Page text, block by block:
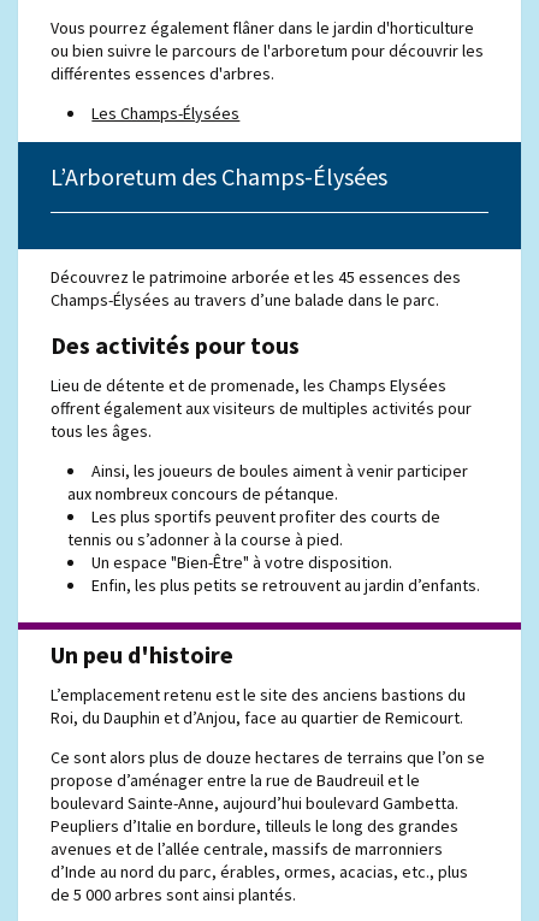
Vous pourrez également flâner dans le jardin d'horticulture
ou bien suivre le parcours de l'arboretum pour découvrir les
différentes essences d'arbres.
Les Champs-Élysées
L’Arboretum des Champs-Élysées
Découvrez le patrimoine arborée et les 45 essences des
Champs-Élysées au travers d’une balade dans le parc.
Des activités pour tous
Lieu de détente et de promenade, les Champs Elysées
offrent également aux visiteurs de multiples activités pour
tous les âges.
Ainsi, les joueurs de boules aiment à venir participer
aux nombreux concours de pétanque.
Les plus sportifs peuvent profiter des courts de
tennis ou s’adonner à la course à pied.
Un espace "Bien-Être" à votre disposition.
Enfin, les plus petits se retrouvent au jardin d’enfants.
Un peu d'histoire
L’emplacement retenu est le site des anciens bastions du
Roi, du Dauphin et d’Anjou, face au quartier de Remicourt.
Ce sont alors plus de douze hectares de terrains que l’on se
propose d’aménager entre la rue de Baudreuil et le
boulevard Sainte-Anne, aujourd’hui boulevard Gambetta.
Peupliers d’Italie en bordure, tilleuls le long des grandes
avenues et de l’allée centrale, massifs de marronniers
d’Inde au nord du parc, érables, ormes, acacias, etc., plus
de 5 000 arbres sont ainsi plantés.